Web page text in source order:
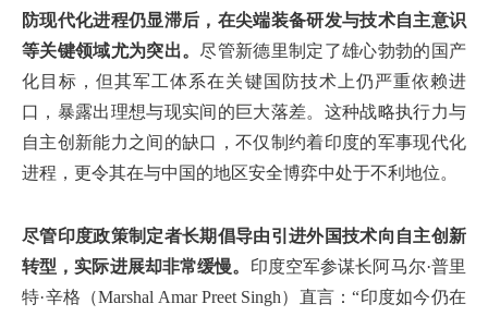
防现代化进程仍显滞后，在尖端装备研发与技术自主意识
等关键领域尤为突出。 尽管新德里制定了雄心勃勃的国产
化目标，但其军工体系在关键国防技术上仍严重依赖进
口，暴露出理想与现实间的巨大落差。这种战略执行力与
自主创新能力之间的缺口，不仅制约着印度的军事现代化
进程，更令其在与中国的地区安全博弈中处于不利地位。
尽管印度政策制定者长期倡导由引进外国技术向自主创新
转型，实际进展却非常缓慢。 印度空军参谋长阿马尔·普里
特·辛格（Marshal Amar Preet Singh）直言：“印度如今仍在